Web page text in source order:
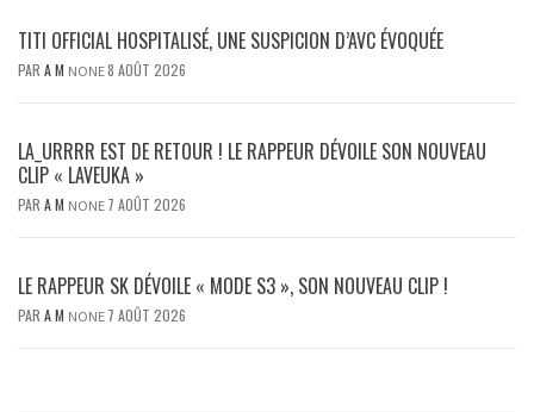
TITI OFFICIAL HOSPITALISÉ, UNE SUSPICION D’AVC ÉVOQUÉE
PAR A M NONE8 AOÛT 2026
LA_URRRR EST DE RETOUR ! LE RAPPEUR DÉVOILE SON NOUVEAU
CLIP « LAVEUKA »
PAR A M NONE 7 AOÛT 2026
LE RAPPEUR SK DÉVOILE « MODE S3 », SON NOUVEAU CLIP !
PAR A M NONE 7 AOÛT 2026